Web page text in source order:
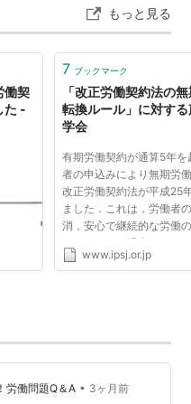
もっと見る
働契
た -
7 ブックマーク
「改正労働契約法の
転換ルール」に対す
学会
有期労働契約が通算5年
者の申込みにより無期労
改正労働契約法が平成25
ました．これは，労働者
消，安心で継続的な労働
ものですが，場合によっ
不利益となることがあり
www.ipsj.or.jp
労働問題Q＆A • 3ヶ月前